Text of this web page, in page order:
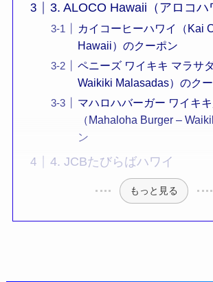
3. ALOCO Hawaii（アロコハ
カイコーヒーハワイ（Kai
Hawaii）のクーポン
ペニーズ ワイキキ マラサ
Waikiki Malasadas）のク
マハロハバーガー ワイキ
（Mahaloha Burger –
ン
4. JCBたびらばハワイ
もっと見る